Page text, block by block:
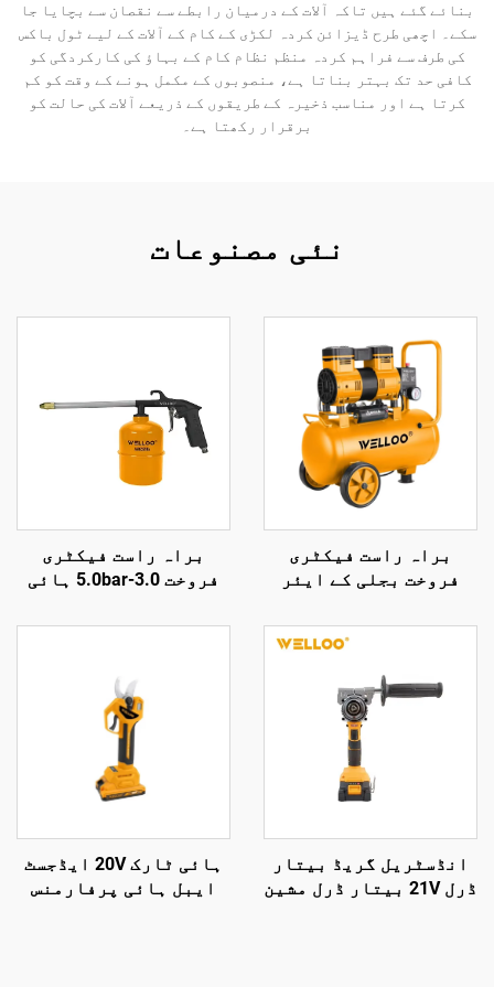
بنائے گئے ہیں تاکہ آلات کے درمیان رابطے سے نقصان سے بچایا جا
سکے۔ اچھی طرح ڈیزائن کردہ لکڑی کے کام کے آلات کے لیے ٹول باکس
کی طرف سے فراہم کردہ منظم نظام کام کے بہاؤ کی کارکردگی کو
کافی حد تک بہتر بناتا ہے، منصوبوں کے مکمل ہونے کے وقت کو کم
کرتا ہے اور مناسب ذخیرہ کے طریقوں کے ذریعے آلات کی حالت کو
برقرار رکھتا ہے۔
نئی مصنوعات
براہ راست فیکٹری
فروخت بجلی کے ایئر
منتقلی 100 لیٹر/منٹ،
1300 ویٹ بجلی سے چلنے
والا ایئر کولڈ کمپریسر
براہ راست فیکٹری
فروخت 3.0-5.0bar ہائی
ایئر واش گن پنومیٹک
انڈسٹریل گریڈ بیتار
ڈرل 21V بیتار ڈرل مشین
ہائی ٹارک 20V ایڈجسٹ
ایبل ہائی پرفارمنس